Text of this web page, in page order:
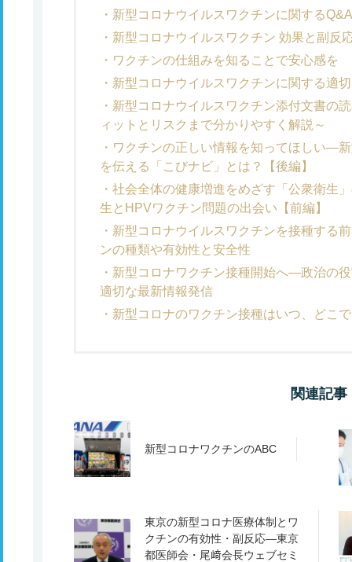
新型コロナウイルスワクチンに関する
新型コロナウイルスワクチン 効果と副反
ワクチンの仕組みを知ることで安心感を
新型コロナウイルスワクチンに関する適
新型コロナウイルスワクチン添付文書の
ィットとリスクまで分かりやすく解説～
ワクチンの正しい情報を知ってほしい―
を伝える「こびナビ」とは？【後編】
社会全体の健康増進をめざす「公衆衛生
生とHPVワクチン問題の出会い【前編】
新型コロナウイルスワクチンを接種する
ンの種類や有効性と安全性
新型コロナワクチン接種開始へ―政治の
適切な最新情報発信
新型コロナのワクチン接種はいつ、どこ
関連記事
新型コロナワクチンのABC
東京の新型コロナ医療体制とワ
クチンの有効性・副反応―東京
都医師会・尾﨑会長ウェブセミ